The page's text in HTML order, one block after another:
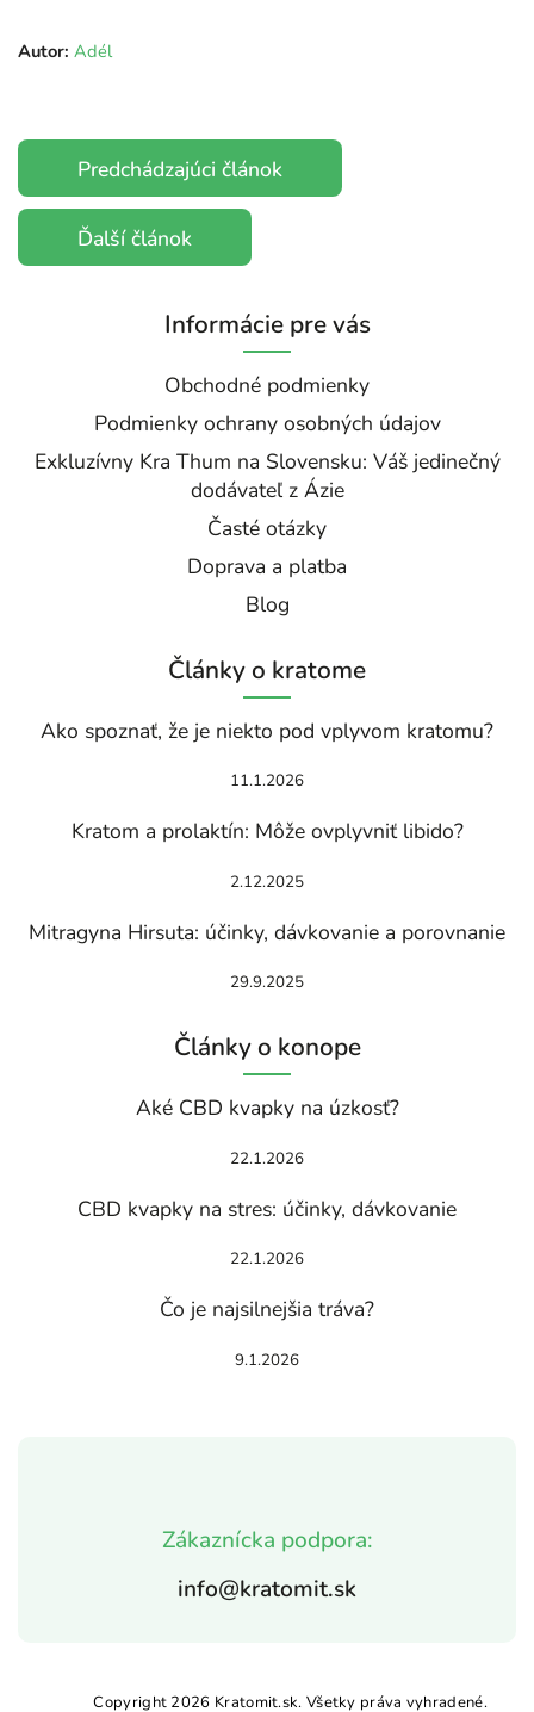
Autor: Adél
Predchádzajúci článok
Ďalší článok
Zákaznícka podpora:
info@kratomit.sk
Informácie pre vás
Obchodné podmienky
Podmienky ochrany osobných údajov
Exkluzívny Kra Thum na Slovensku: Váš jedinečný
dodávateľ z Ázie
Časté otázky
Doprava a platba
Blog
Články o kratome
Ako spoznať, že je niekto pod vplyvom kratomu?
11.1.2026
Kratom a prolaktín: Môže ovplyvniť libido?
2.12.2025
Mitragyna Hirsuta: účinky, dávkovanie a porovnanie
29.9.2025
Články o konope
Aké CBD kvapky na úzkosť?
22.1.2026
CBD kvapky na stres: účinky, dávkovanie
22.1.2026
Čo je najsilnejšia tráva?
9.1.2026
Copyright 2026 Kratomit.sk. Všetky práva vyhradené.